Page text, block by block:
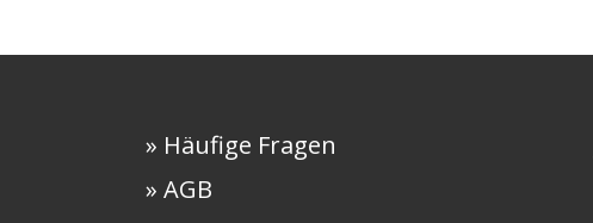
» Häufige Fragen
» AGB